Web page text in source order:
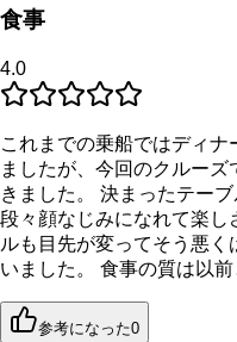
食事
4.0
これまでの乗船ではディ
ましたが、今回のクルー
きました。 決まったテー
段々顔なじみになれて楽
ルも目先が変ってそう悪
いました。 食事の質は以
参考になった0